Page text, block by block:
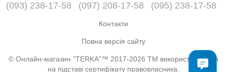
(093) 238-17-58 (097) 208-17-58 (095) 238-17-58
Контакти
Повна версія сайту
© Онлайн-магазин "TERKA"™ 2017-2026 ТМ використовується
на підставі сертифікату правовласника.